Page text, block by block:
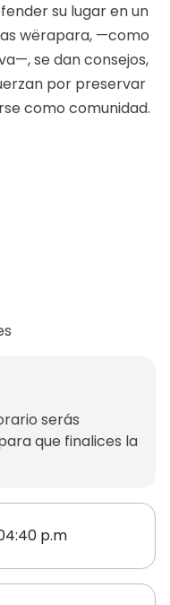
su lugar en un
wërapara, —como
se dan consejos,
por preservar
como comunidad.
serás
que finalices la
p.m